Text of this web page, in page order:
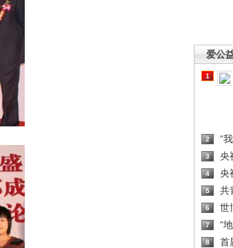
爱公
1
2 “
3 央
4 央
5 共
6 世
7 “
8 首